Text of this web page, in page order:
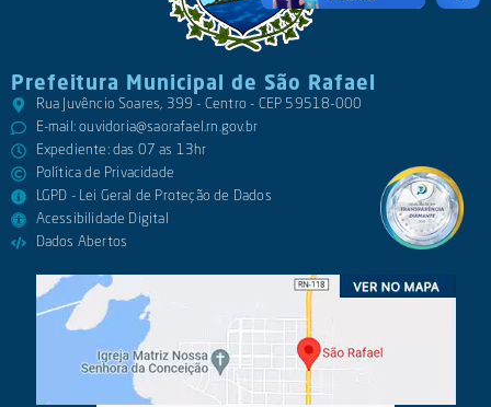
Prefeitura Municipal de São Rafael
Rua Juvêncio Soares, 399 - Centro - CEP 59518-000
E-mail:ouvidoria@saorafael.rn.gov.br
Expediente: das 07 as 13hr
Política de Privacidade
LGPD - Lei Geral de Proteção de Dados
Acessibilidade Digital
Dados Abertos